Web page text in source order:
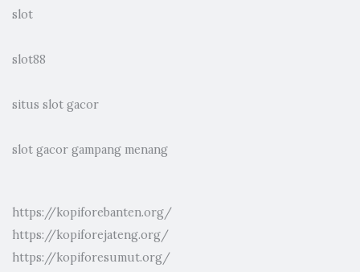
slot
slot88
situs slot gacor
slot gacor gampang menang
https://kopiforebanten.org/
https://kopiforejateng.org/
https://kopiforesumut.org/